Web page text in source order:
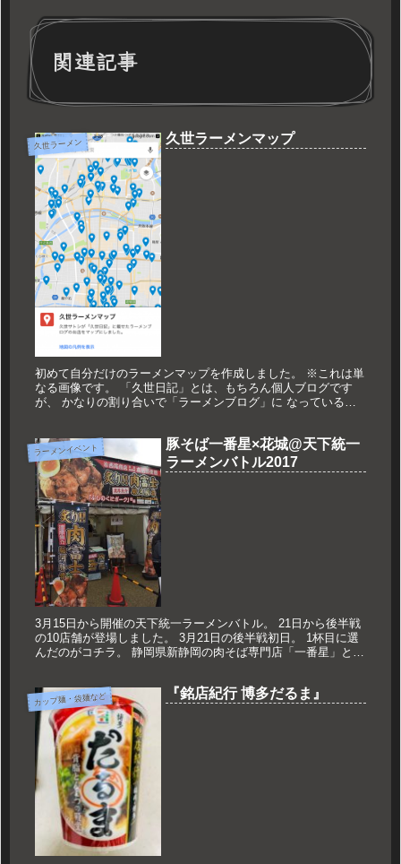
関連記事
久世ラーメン 久世ラーメンマップ
初めて自分だけのラーメンマップを作成しました。 ※これは単
なる画像です。 「久世日記」とは、もちろん個人ブログです
が、 かなりの割り合いで「ラーメンブログ」に なっているこ
ラーメンイベント
豚そば一番星×花城@天下統一
ラーメンバトル2017
3月15日から開催の天下統一ラーメンバトル。 21日から後半戦
の10店舗が登場しました。 3月21日の後半戦初日。 1杯目に選
んだのがコチラ。 静岡県新静岡の肉そば専門店「一番星」と、
カップ麺・袋麺など 『銘店紀行 博多だるま』